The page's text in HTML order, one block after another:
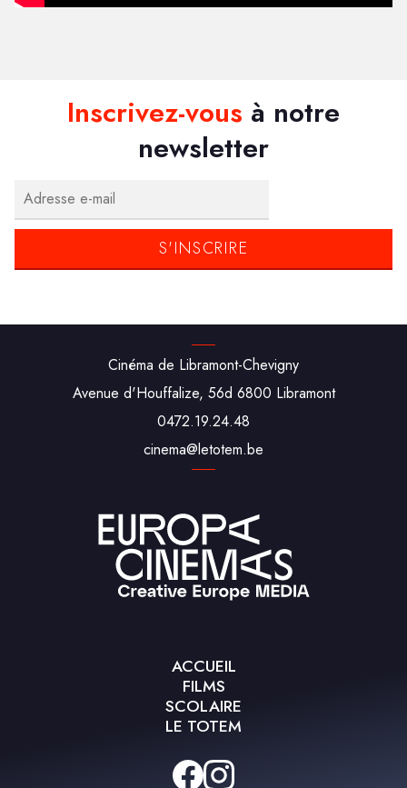
Inscrivez-vous à notre
newsletter
Cinéma de Libramont-Chevigny
Avenue d'Houffalize, 56d 6800 Libramont
0472.19.24.48
cine‌ma‌@‌leto‌tem.be
ACCUEIL
FILMS
SCOLAIRE
LE TOTEM